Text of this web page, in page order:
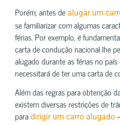
Porém, antes de alugar um
se familiarizar com algumas
férias. Por exemplo, é
carta de condução nacional lhe
alugado durante as férias no
necessitará de ter uma carta de
Além das regras para obtenção
existem diversas restrições de
para dirigir um carro alugado